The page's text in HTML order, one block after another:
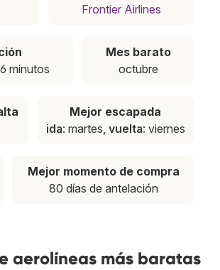
Frontier Airlines
minutos
Mes barato
octubre
Mejor escapada
ida: martes, vuelta: viernes
Mejor momento de compra
80 días de antelación
aerolíneas más baratas